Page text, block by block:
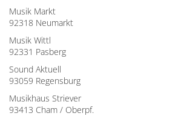
Musik Markt
92318 Neumarkt
Musik Wittl
92331 Pasberg
Sound Aktuell
93059 Regensburg
Musikhaus Striever
93413 Cham / Oberpf.